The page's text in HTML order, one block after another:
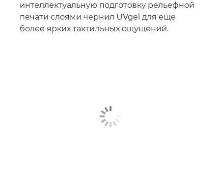
интеллектуальную подготовку рельефной
печати слоями чернил UVgel для еще
более ярких тактильных ощущений.